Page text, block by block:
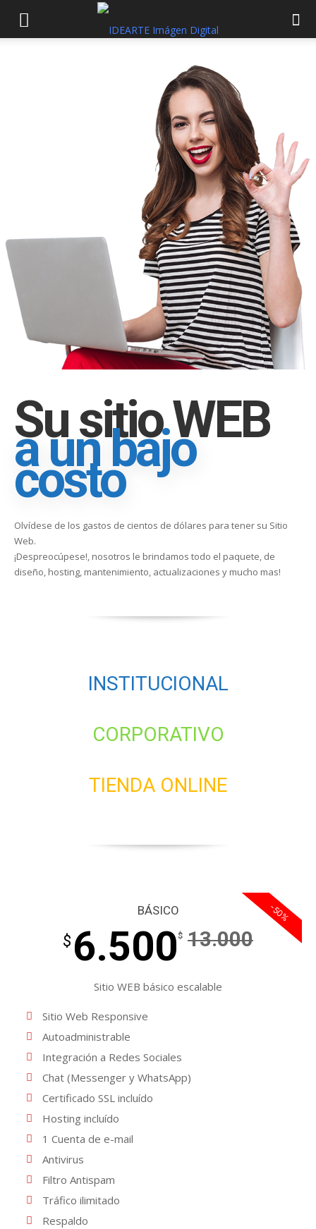
Su sitio WEB
a un bajo
costo
Olvídese de los gastos de cientos de dólares para tener su Sitio
Web.
¡Despreocúpese!, nosotros le brindamos todo el paquete, de
diseño, hosting, mantenimiento, actualizaciones y mucho mas!
INSTITUCIONAL
CORPORATIVO
TIENDA ONLINE
-50%
BÁSICO
$ 6.500$ 13.000
Sitio WEB básico escalable
Sitio Web Responsive
Autoadministrable
Integración a Redes Sociales
Chat (Messenger y WhatsApp)
Certificado SSL incluído
Hosting incluído
1 Cuenta de e-mail
Antivirus
Filtro Antispam
Tráfico ilimitado
Respaldo